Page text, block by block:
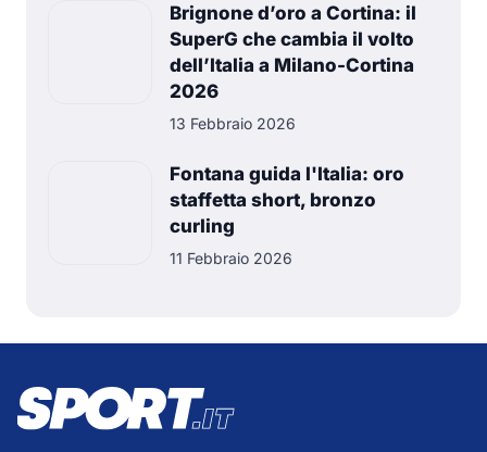
Brignone d’oro a Cortina: il
SuperG che cambia il volto
dell’Italia a Milano-Cortina
2026
13 Febbraio 2026
Fontana guida l'Italia: oro
staffetta short, bronzo
curling
11 Febbraio 2026